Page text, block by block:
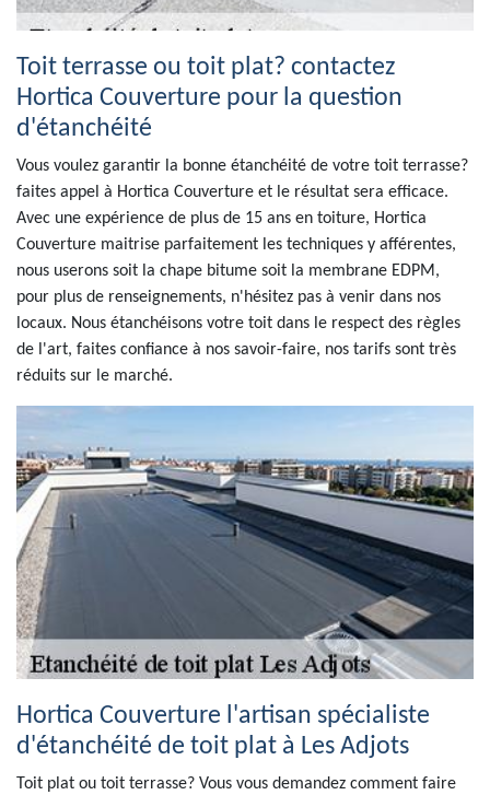
Toit terrasse ou toit plat? contactez
Hortica Couverture pour la question
d'étanchéité
Vous voulez garantir la bonne étanchéité de votre toit terrasse?
faites appel à Hortica Couverture et le résultat sera efficace.
Avec une expérience de plus de 15 ans en toiture, Hortica
Couverture maitrise parfaitement les techniques y afférentes,
nous userons soit la chape bitume soit la membrane EDPM,
pour plus de renseignements, n'hésitez pas à venir dans nos
locaux. Nous étanchéisons votre toit dans le respect des règles
de l'art, faites confiance à nos savoir-faire, nos tarifs sont très
réduits sur le marché.
Hortica Couverture l'artisan spécialiste
d'étanchéité de toit plat à Les Adjots
Toit plat ou toit terrasse? Vous vous demandez comment faire